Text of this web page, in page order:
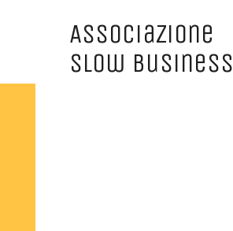
Associazione
Slow Business